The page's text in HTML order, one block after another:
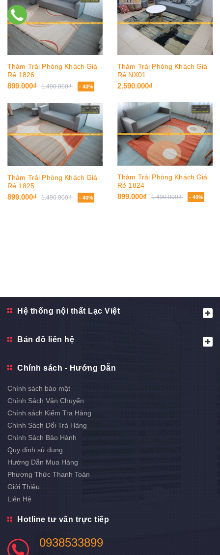
Thảm Trải Phòng Khách Giá
Rẻ 1826
899.000₫ 1.490.000₫ - 40%
Thảm Trải Phòng Khách Giá
Rẻ 1825
899.000₫ 1.490.000₫ - 40%
Thảm Trải Phòng Khách Giá
Rẻ NX01
2.590.000₫
Thảm Trải Phòng Khách Giá
Rẻ 1824
899.000₫ 1.490.000₫ - 40%
Hệ thống nội thất Lạc Việt
Bản đồ liên hệ
Chính sách - Hướng Dẫn
Chính sách bảo mật
Chính Sách Vận Chuyển
Chính sách Kiểm Tra Hàng
Chính Sách Đổi Trả Hàng
Chính Sách Bảo Hành
Quy định sử dụng
Hướng Dẫn Mua Hàng
Phương Thức Thanh Toán
Giới Thiệu
Liên Hệ
Hotline tư vấn trực tiếp
0938533899